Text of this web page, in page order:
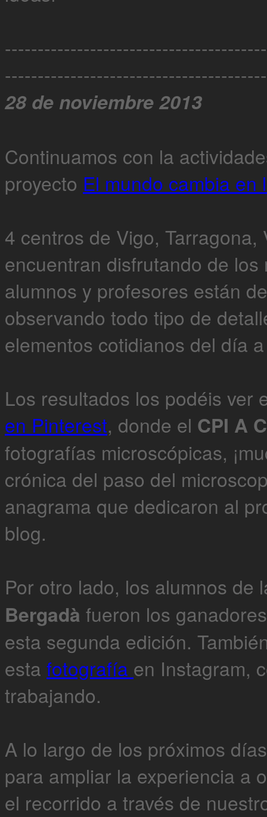
28 de noviembre 2013
Continuamos con la
proyecto El mundo cambia
4 centros de Vigo,
encuentran disfrutando de
alumnos y profesores están
observando todo tipo de
elementos cotidianos del día
Los resultados los podéis
en Pinterest, donde el CPI A
fotografías microscópicas,
crónica del paso del
anagrama que dedicaron al
blog.
Por otro lado, los alumnos de
Bergadà fueron los
esta segunda edición.
esta fotografía en Instagram,
trabajando.
A lo largo de los próximos
para ampliar la experiencia a
el recorrido a través de